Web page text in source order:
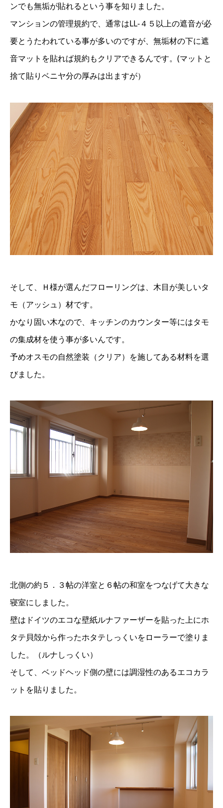
ンでも無垢が貼れるという事を知りました。
マンションの管理規約で、通常はLL-４５以上の遮音が必
要とうたわれている事が多いのですが、無垢材の下に遮
音マットを貼れば規約もクリアできるんです。(マットと
捨て貼りベニヤ分の厚みは出ますが）
そして、Ｈ様が選んだフローリングは、木目が美しいタ
モ（アッシュ）材です。
かなり固い木なので、キッチンのカウンター等にはタモ
の集成材を使う事が多いんです。
予めオスモの自然塗装（クリア）を施してある材料を選
びました。
北側の約５．３帖の洋室と６帖の和室をつなげて大きな
寝室にしました。
壁はドイツのエコな壁紙ルナファーザーを貼った上にホ
タテ貝殻から作ったホタテしっくいをローラーで塗りま
した。（ルナしっくい）
そして、ベッドヘッド側の壁には調湿性のあるエコカラ
ットを貼りました。